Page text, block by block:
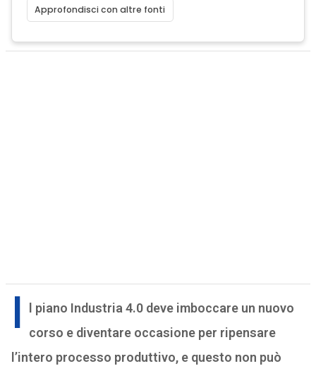
Approfondisci con altre fonti
I
l piano Industria 4.0 deve imboccare un nuovo
corso e diventare occasione per ripensare
l’intero processo produttivo, e questo non può